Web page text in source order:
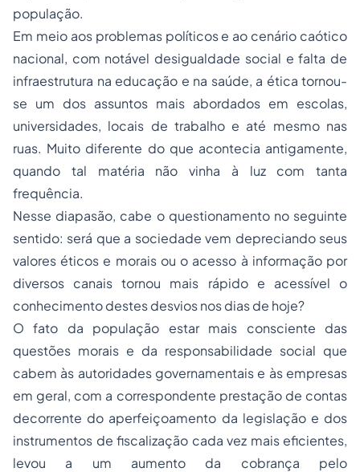
população.
Em meio aos problemas políticos e ao cenário caótico
nacional, com notável desigualdade social e falta de
infraestrutura na educação e na saúde, a ética tornou-
se um dos assuntos mais abordados em escolas,
universidades, locais de trabalho e até mesmo nas
ruas. Muito diferente do que acontecia antigamente,
quando tal matéria não vinha à luz com tanta
frequência.
Nesse diapasão, cabe o questionamento no seguinte
sentido: será que a sociedade vem depreciando seus
valores éticos e morais ou o acesso à informação por
diversos canais tornou mais rápido e acessível o
conhecimento destes desvios nos dias de hoje?
O fato da população estar mais consciente das
questões morais e da responsabilidade social que
cabem às autoridades governamentais e às empresas
em geral, com a correspondente prestação de contas
decorrente do aperfeiçoamento da legislação e dos
instrumentos de fiscalização cada vez mais eficientes,
levou a um aumento da cobrança pelo